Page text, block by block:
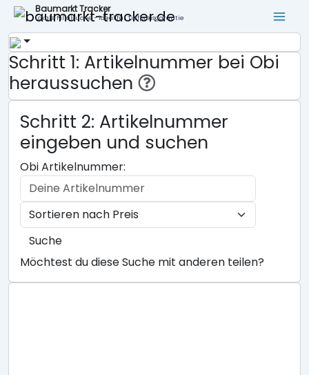
Baumarkt Tracker
Lokale Filialsuche - ideal für Tiefpreisgarantie
Schritt 1: Artikelnummer bei Obi
heraussuchen
Schritt 2: Artikelnummer
eingeben und suchen
Obi Artikelnummer:
Suche
Möchtest du diese Suche mit anderen teilen?